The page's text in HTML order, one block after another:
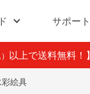
サポート
以上で送料無料！】
絵具